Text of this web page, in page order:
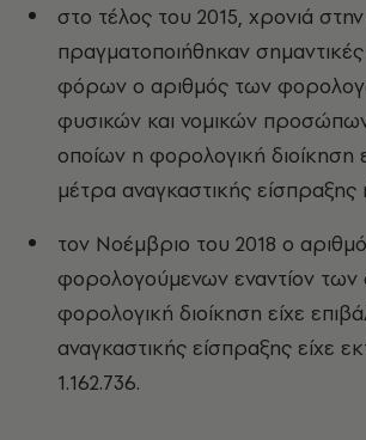
στο τέλος του 2015, χρονιά
πραγματοποιήθηκαν
φόρων ο αριθμός των
φυσικών και νομικών
οποίων η φορολογική διοίκηση
μέτρα αναγκαστικής
τον Νοέμβριο του 2018 ο
φορολογούμενων εναντίον των
φορολογική διοίκηση είχε
αναγκαστικής είσπραξης είχε
1.162.736.